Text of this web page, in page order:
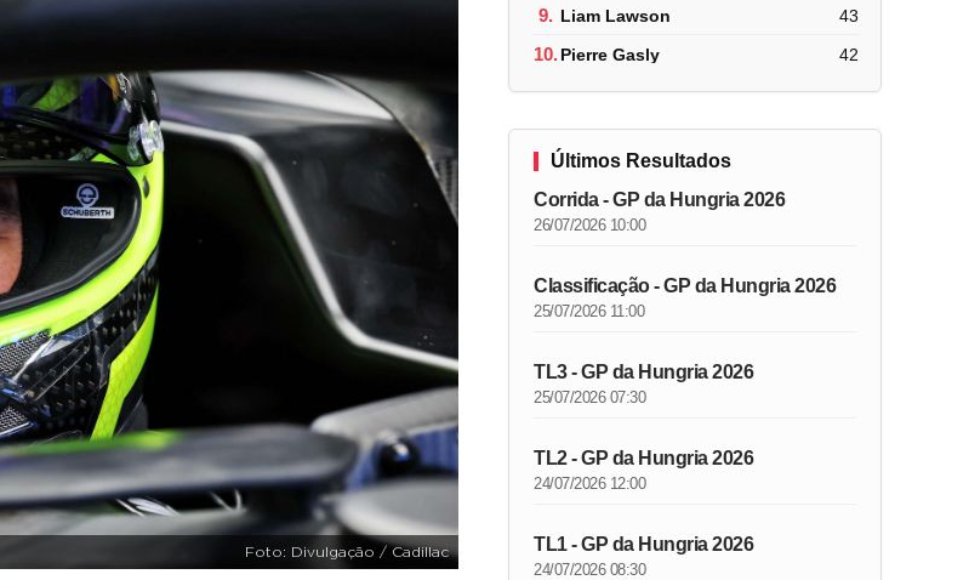
Foto: Divulgação / Cadillac
9. Liam Lawson 43
10.Pierre Gasly 42
Últimos Resultados
Corrida - GP da Hungria 2026
26/07/2026 10:00
Classificação - GP da Hungria 2026
25/07/2026 11:00
TL3 - GP da Hungria 2026
25/07/2026 07:30
TL2 - GP da Hungria 2026
24/07/2026 12:00
TL1 - GP da Hungria 2026
24/07/2026 08:30